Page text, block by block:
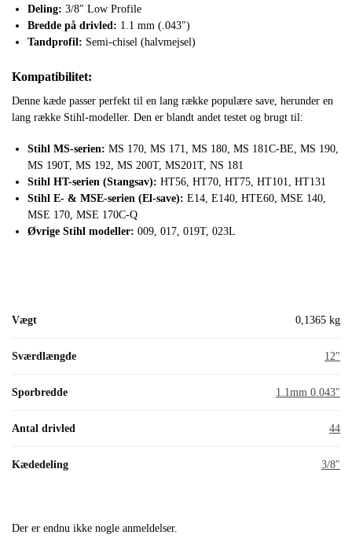
Deling: 3/8″ Low Profile
Bredde på drivled: 1.1 mm (.043″)
Tandprofil: Semi-chisel (halvmejsel)
Kompatibilitet:
Denne kæde passer perfekt til en lang række populære save, herunder en
lang række Stihl-modeller. Den er blandt andet testet og brugt til:
Stihl MS-serien: MS 170, MS 171, MS 180, MS 181C-BE, MS 190,
MS 190T, MS 192, MS 200T, MS201T, NS 181
Stihl HT-serien (Stangsav): HT56, HT70, HT75, HT101, HT131
Stihl E- & MSE-serien (El-save): E14, E140, HTE60, MSE 140,
MSE 170, MSE 170C-Q
Øvrige Stihl modeller: 009, 017, 019T, 023L
Vægt 0,1365 kg
Sværdlængde 12″
Sporbredde 1.1mm 0.043″
Antal drivled 44
Kædedeling 3/8"
Der er endnu ikke nogle anmeldelser.